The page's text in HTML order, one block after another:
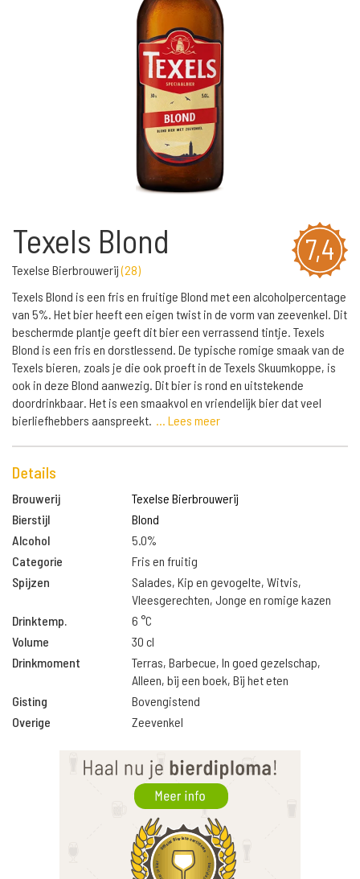
7,4
Texels Blond
Texelse Bierbrouwerij(28)
Texels Blond is een fris en fruitige Blond met een alcoholpercentage
van 5%. Het bier heeft een eigen twist in de vorm van zeevenkel. Dit
beschermde plantje geeft dit bier een verrassend tintje. Texels
Blond is een fris en dorstlessend. De typische romige smaak van de
Texels bieren, zoals je die ook proeft in de Texels Skuumkoppe, is
ook in deze Blond aanwezig. Dit bier is rond en uitstekende
doordrinkbaar. Het is een smaakvol en vriendelijk bier dat veel
bierliefhebbers aanspreekt. ... Lees meer
Details
Brouwerij
Texelse Bierbrouwerij
Bierstijl
Blond
Alcohol
5.0%
Categorie
Fris en fruitig
Spijzen
Salades, Kip en gevogelte, Witvis,
Vleesgerechten, Jonge en romige kazen
Drinktemp.
6 °C
Volume
30 cl
Drinkmoment
Terras, Barbecue, In goed gezelschap,
Alleen, bij een boek, Bij het eten
Gisting
Bovengistend
Overige
Zeevenkel